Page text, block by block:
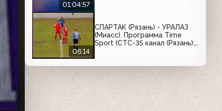
01:04:57
06:14
СПАРТАК (Рязань) - УРАЛАЗ
(Миасс). Программа Time
Sport (СТС-35 канал (Рязань);